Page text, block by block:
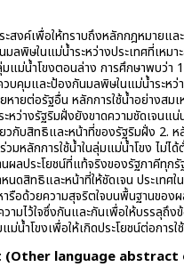
สงค์เพื่อให้ทราบถึงหลักกฎหมายแล
ลพิษในแม่น้ำระหว่างประเทศที่เหมา
มแม่น้ำโขงตอนล่าง การศึกษาพบว่า
บคุมและป้องกันมลพิษในแม่น้ำระหว่
หายต่อรัฐอื่น หลักการใช้น้ำอย่างสม
หว่างรัฐริมฝั่งยังขาดความชัดเจนแ
วกับสิทธิและหน้าที่ของรัฐริมฝั่ง 2. ห
หลักการใช้น้ำในลุ่มแม่น้ำโขง ไม่ไ
ผลประโยชน์ที่แท้จริงของรัฐภาคีทุก
นดสิทธิและหน้าที่ให้ชัดเจน ประเทศใ
ารือด้วยความสุจริตใจบนพื้นฐานของ
ามไว้ใจซึ่งกันและกันเพื่อให้บรรลุถึง
ม่น้ำโขงเพื่อให้เกิดประโยชน์ต่อการใ
language abstract